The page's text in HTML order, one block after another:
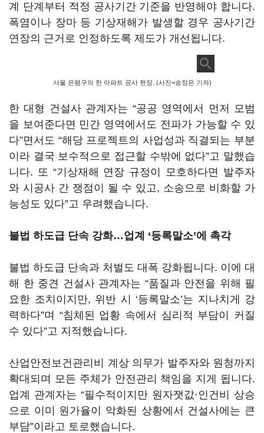
계 단계부터 적정 공사기간 기준을 반영해야 합니다.
폭염이나 장마 등 기상재해가 발생할 경우 공사기간
연장의 근거로 인정하도록 제도가 개선됩니다.
서울 은평구의 한 아파트 공사 현장. (사진=송정은 기자)
한 대형 건설사 관계자는 “공공 영역에서 먼저 모범
을 보여준다면 민간 영역에서도 전파가 가능할 수 있
다”면서도 “해당 프로젝트의 사업성과 직결되는 부분
이라 결국 보수적으로 접근할 수밖에 없다”고 말했습
니다. 또 “기상재해 연장 규정이 모호하다면 발주자
와 시공사 간 쟁점이 될 수 있고, 소송으로 비화할 가
능성도 있다”고 우려했습니다.
불법 하도급 단속 강화…업계 ‘등록말소’에 촉각
불법 하도급 단속과 처벌도 대폭 강화됩니다. 이에 대
해 한 중견 건설사 관계자는 “품질과 안전을 위해 필
요한 조치이지만, 위반 시 ‘등록말소’는 지나치게 강
력하다”며 “침체된 업황 속에서 심리적 부담이 커질
수 있다”고 지적했습니다.
산업안전보건관리비 계상 의무가 발주자와 원청까지
확대되며 모든 주체가 안전관리 책임을 지게 됩니다.
업계 관계자는 “필수적이지만 원자잿값·인건비 상승
으로 이미 원가율이 악화된 상황에서 건설사에는 큰
부담”이라고 토로했습니다.